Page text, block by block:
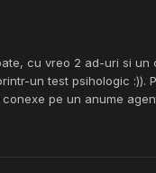
cu vreo 2 ad-uri si
un test psihologic
pe un anume